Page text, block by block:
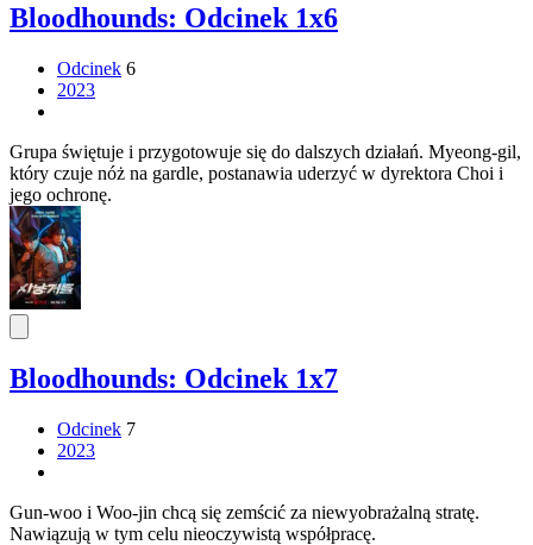
Bloodhounds: Odcinek 1x6
Odcinek 6
2023
Grupa świętuje i przygotowuje się do dalszych działań. Myeong-gil,
który czuje nóż na gardle, postanawia uderzyć w dyrektora Choi i
jego ochronę.
Bloodhounds: Odcinek 1x7
Odcinek 7
2023
Gun-woo i Woo-jin chcą się zemścić za niewyobrażalną stratę.
Nawiązują w tym celu nieoczywistą współpracę.